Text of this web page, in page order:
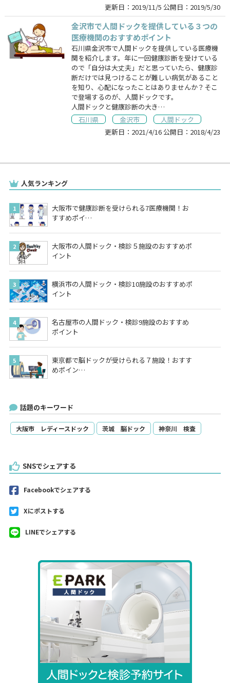
更新日： 2019/11/5 公開日： 2019/5/30
金沢市で人間ドックを提供している３つの
医療機関のおすすめポイント
石川県金沢市で人間ドックを提供している医療機
関を紹介します。年に一回健康診断を受けている
ので「自分は大丈夫」だと思っていたら、健康診
断だけでは見つけることが難しい病気があること
を知り、心配になったことはありませんか？そこ
で登場するのが、人間ドックです。
人間ドックと健康診断の大き…
石川県
金沢市
人間ドック
更新日： 2021/4/16 公開日： 2018/4/23
人気ランキング
大阪市で健康診断を受けられる7医療機関！お
すすめポイ…
大阪市の人間ドック・検診５施設のおすすめポ
イント
横浜市の人間ドック・検診10施設のおすすめポ
イント
名古屋市の人間ドック・検診9施設のおすすめ
ポイント
東京都で脳ドックが受けられる７施設！おすす
めポイン…
話題のキーワード
大阪市 レディースドック 茨城 脳ドック 神奈川 検査
SNSでシェアする
Facebookでシェアする
Xにポストする
LINEでシェアする